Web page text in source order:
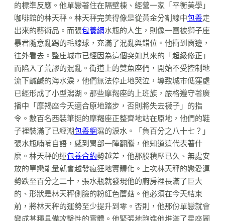
的標準反應。他單戀著住在隔壁棟、經營一家「平衡美學」
咖啡館的林天秤。林天秤完美得像是從黃金分割線中包養走
出來的藝術品。而張包養網水瓶的人生，則像一團被獅子座
暴君隨意亂踢的毛線球，充滿了混亂與錯位。他衝到窗邊，
往外看去。整座城市已經因為這個突如其來的「超級修正」
而陷入了荒謬的混亂。街道上的雙魚座們，開始不受控制地
流下鹹鹹的海水淚，他們無法停止地哭泣，導致城市低窪處
已經形成了小型潟湖。那些摩羯座的上班族，嚴格遵守著廣
播中「摩羯座今天適合原地踏步，否則將失去襪子」的指
令。數百名西裝筆挺的摩羯座正整齊地站在原地，他們的鞋
子裡裝滿了已經潮包養網濕的淚水。「負百分之八十七？」
張水瓶喃喃自語，感到胃部一陣翻騰，他知道這代表著什
麼。林天秤的運包養合約勢越差，他那股積壓已久、無處安
放的單戀能量就會越發瘋狂地實體化。上次林天秤的戀愛運
勢跌至百分之二十，張水瓶就發現他的廚房裡長滿了巨大
的、形狀是林天秤側臉的粉紅色蘑菇。他必須在今天結束
前，將林天秤的運勢至少提升到零。否則，他那份單戀就會
變成某種具備攻擊性的實體。他緊張地跑進他堆滿了星座圖